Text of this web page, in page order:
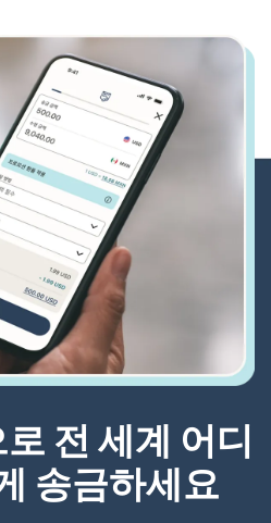
전 세계 어디
송금하세요